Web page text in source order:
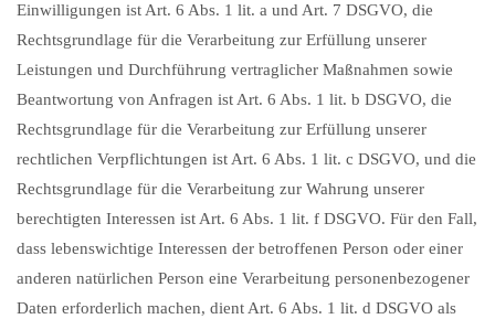
Einwilligungen ist Art. 6 Abs. 1 lit. a und Art. 7 DSGVO, die
Rechtsgrundlage für die Verarbeitung zur Erfüllung unserer
Leistungen und Durchführung vertraglicher Maßnahmen sowie
Beantwortung von Anfragen ist Art. 6 Abs. 1 lit. b DSGVO, die
Rechtsgrundlage für die Verarbeitung zur Erfüllung unserer
rechtlichen Verpflichtungen ist Art. 6 Abs. 1 lit. c DSGVO, und die
Rechtsgrundlage für die Verarbeitung zur Wahrung unserer
berechtigten Interessen ist Art. 6 Abs. 1 lit. f DSGVO. Für den Fall,
dass lebenswichtige Interessen der betroffenen Person oder einer
anderen natürlichen Person eine Verarbeitung personenbezogener
Daten erforderlich machen, dient Art. 6 Abs. 1 lit. d DSGVO als